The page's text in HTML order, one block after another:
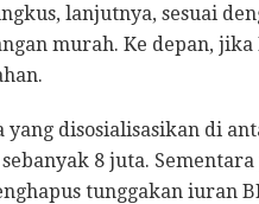
lanjutnya, sesuai
murah. Ke depan,
yang disosialisasikan di
8 juta.
tunggakan iuran